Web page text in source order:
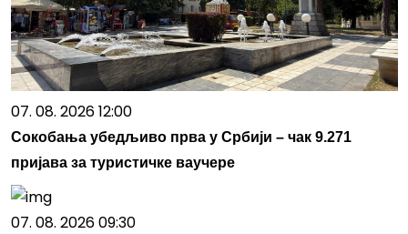
07. 08. 2026 12:00
Сокобања убедљиво прва у Србији – чак 9.271
пријава за туристичке ваучере
07. 08. 2026 09:30